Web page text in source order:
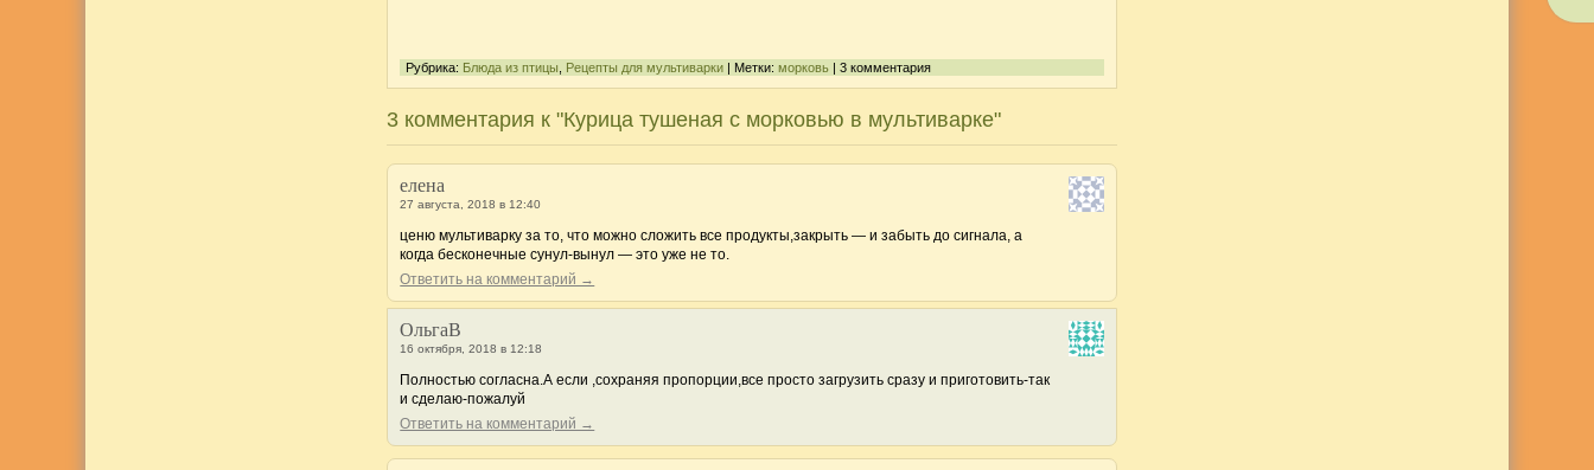
Рубрика: Блюда из птицы Рецепты для мультиварки | Метки:морковь | 3 комментария
3 комментария к "Курица тушеная с морковью в мультиварке"
елена
27 августа, 2018 в 12:40
ценю мультиварку за то, что можно сложить все продукты,закрыть — и забыть до сигнала, а
когда бесконечные сунул-вынул — это уже не то.
Ответить на комментарий →
ОльгаВ
16 октября, 2018 в 12:18
Полностью согласна.А если ,сохраняя пропорции,все просто загрузить сразу и приготовить-так
и сделаю-пожалуй
Ответить на комментарий →